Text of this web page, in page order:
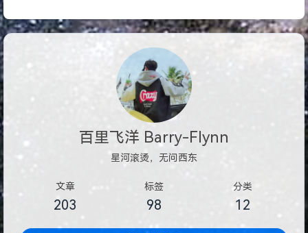
百里飞洋 Barry-Flynn
星河滚烫，无问西东
文章
203
标签
98
分类
12